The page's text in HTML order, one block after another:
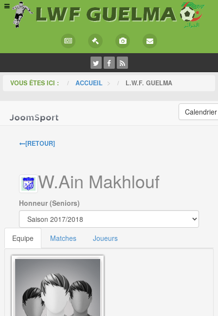
VOUS ÊTES ICI : ACCUEIL > L.W.F. GUELMA
Calendrier
[RETOUR]
W.Ain Makhlouf
Honneur (Seniors)
Equipe Matches Joueurs